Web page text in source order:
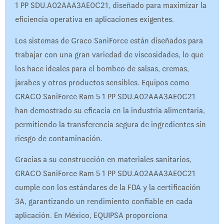
1 PP SDU.A02AAA3AE0C21, diseñado para maximizar la
eficiencia operativa en aplicaciones exigentes.
Los sistemas de Graco SaniForce están diseñados para
trabajar con una gran variedad de viscosidades, lo que
los hace ideales para el bombeo de salsas, cremas,
jarabes y otros productos sensibles. Equipos como
GRACO SaniForce Ram 5 1 PP SDU.A02AAA3AE0C21
han demostrado su eficacia en la industria alimentaria,
permitiendo la transferencia segura de ingredientes sin
riesgo de contaminación.
Gracias a su construcción en materiales sanitarios,
GRACO SaniForce Ram 5 1 PP SDU.A02AAA3AE0C21
cumple con los estándares de la FDA y la certificación
3A, garantizando un rendimiento confiable en cada
aplicación. En México, EQUIPSA proporciona